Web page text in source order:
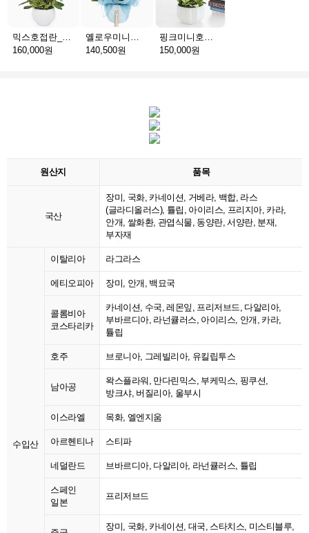
믹스호접란_고급분 D(서울)
160,000원
옐로우미니호접_보자기난 B(서울)
140,500원
핑크미니호접_고급분 C(서울)
150,000원
원산지 품목
국산
장미, 국화, 카네이션, 거베라, 백합, 라스
(글라디올러스), 튤립, 아이리스, 프리지아, 카라,
안개, 쌀화환, 관엽식물, 동양란, 서양란, 분재,
부자재
수입산
이탈리아 라그라스
에티오피아 장미, 안개, 백묘국
콜롬비아
코스타리카
카네이션, 수국, 레몬잎, 프리저브드, 다알리아,
부바르디아, 라넌큘러스, 아이리스, 안개, 카라,
튤립
호주 브로니아, 그레빌리아, 유킬립투스
남아공
왁스플라워, 만다린믹스, 부케믹스, 핑쿠션,
방크샤, 버질리아, 울부시
이스라엘 목화, 엘엔지움
아르헨티나 스티파
네덜란드 브바르디아, 다알리아, 라넌큘러스, 튤립
스페인
일본
프리저브드
장미, 국화, 카네이션, 대국, 스타치스, 미스티블루,